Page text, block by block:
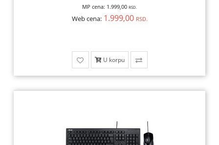
MP cena: 1.999,00 RSD.
Web cena: 1.999,00 RSD.
U korpu